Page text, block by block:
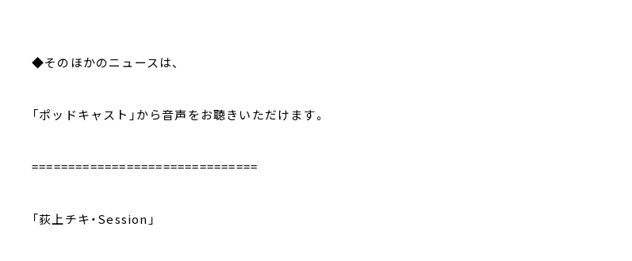
◆そのほかのニュースは、
「ポッドキャスト」から音声をお聴きいただけます。
===============================
「荻上チキ・Session」